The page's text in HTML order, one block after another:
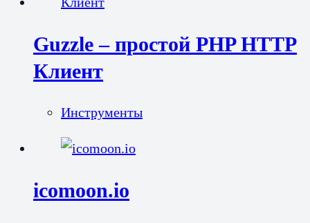
Guzzle – простой PHP HTTP
Клиент
Инструменты
icomoon.io